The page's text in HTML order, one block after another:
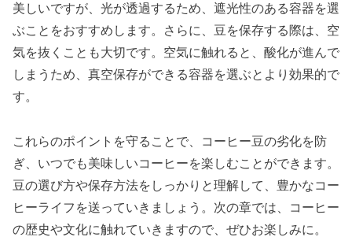
美しいですが、光が透過するため、遮光性のある容器を選
ぶことをおすすめします。さらに、豆を保存する際は、空
気を抜くことも大切です。空気に触れると、酸化が進んで
しまうため、真空保存ができる容器を選ぶとより効果的で
す。
これらのポイントを守ることで、コーヒー豆の劣化を防
ぎ、いつでも美味しいコーヒーを楽しむことができます。
豆の選び方や保存方法をしっかりと理解して、豊かなコー
ヒーライフを送っていきましょう。次の章では、コーヒー
の歴史や文化に触れていきますので、ぜひお楽しみに。